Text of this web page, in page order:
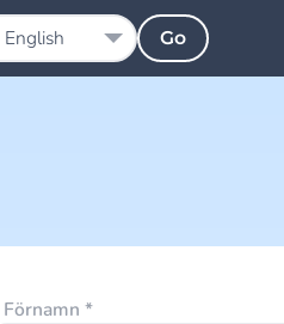
Förnamn *
English Go